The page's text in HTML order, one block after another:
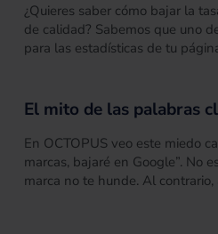
¿Quieres saber cómo bajar la
de calidad? Sabemos que uno
para las estadísticas de tu
El mito de las palabras
En OCTOPUS veo este miedo
marcas, bajaré en Google”. No
marca no te hunde. Al contrario,